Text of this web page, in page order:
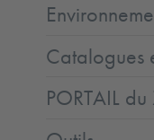
Catalogues
PORTAIL